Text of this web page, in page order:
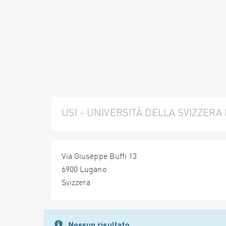
USI - UNIVERSITÀ DELLA SVIZZERA
Via Giuseppe Buffi 13
6900 Lugano
Svizzera